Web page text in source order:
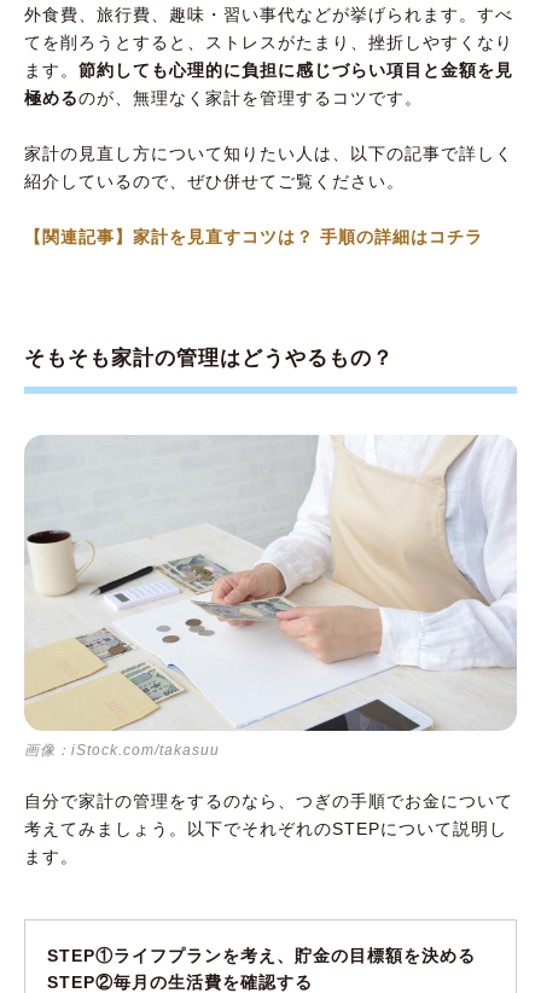
外食費、旅行費、趣味・習い事代などが挙げられます。すべ
てを削ろうとすると、ストレスがたまり、挫折しやすくなり
ます。 節約しても心理的に負担に感じづらい項目と金額を見
極めるのが、無理なく家計を管理するコツです。
家計の見直し方について知りたい人は、以下の記事で詳しく
紹介しているので、ぜひ併せてご覧ください。
【関連記事】家計を見直すコツは？ 手順の詳細はコチラ
そもそも家計の管理はどうやるもの？
画像：iStock.com/takasuu
自分で家計の管理をするのなら、つぎの手順でお金について
考えてみましょう。以下でそれぞれのSTEPについて説明し
ます。
STEP①ライフプランを考え、貯金の目標額を決める
STEP②毎月の生活費を確認する